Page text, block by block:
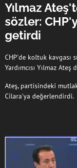
Yılmaz
sözler:
getirdi
CHP'de koltuk kavgası
Yardımcısı Yılmaz
Ateş, partisindeki
Cilara'ya değerlendirdi.